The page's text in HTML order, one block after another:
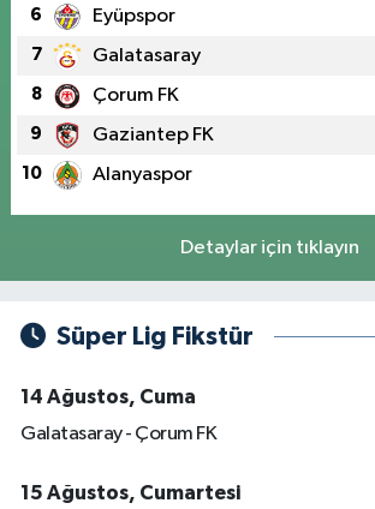
6 Eyüpspor
7 Galatasaray
8 Çorum FK
9 Gaziantep FK
10 Alanyaspor
Detaylar için tıklayın
Süper Lig Fikstür
14 Ağustos, Cuma
Galatasaray - Çorum FK
15 Ağustos, Cumartesi